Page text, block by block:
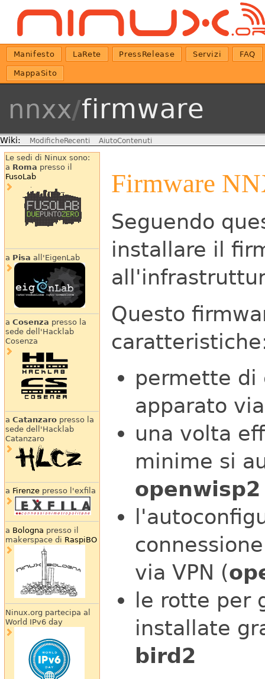
Manifesto LaRete PressRelease Servizi FAQ
MappaSito
nnxx/firmware
Wiki: ModificheRecenti AiutoContenuti
Le sedi di Ninux sono:
a Roma presso il
FusoLab
a Pisa all'EigenLab
a Cosenza presso la
sede dell'Hacklab
Cosenza
a Catanzaropresso la
sede dell'Hacklab
Catanzaro
a Firenzepresso l'exfila
a Bologna presso il
makerspace di RaspiBO
Ninux.org partecipa al
World IPv6 day
Firmware
Seguendo
installare il
Questo
permette di
apparato
una volta
minime si
openwisp2
via VPN (
le rotte per
installate
bird2